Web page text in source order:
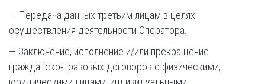
— Передача данных третьим лицам в целях
осуществления деятельности Оператора.
— Заключение, исполнение и/или прекращение
гражданско-правовых договоров с физическими,